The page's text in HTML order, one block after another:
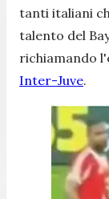
tanti italiani
talento del
richiamando
Inter-Juve.